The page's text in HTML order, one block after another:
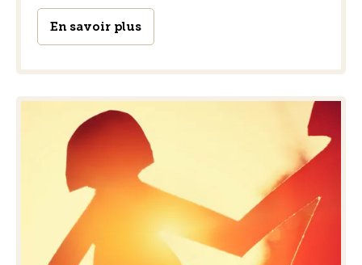
En savoir plus